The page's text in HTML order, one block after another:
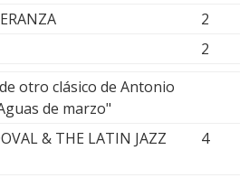
2
2
otro clásico de Antonio
de marzo"
& THE LATIN JAZZ
4